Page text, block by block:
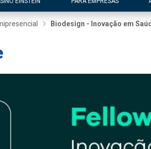
Biodesign - Inovação em